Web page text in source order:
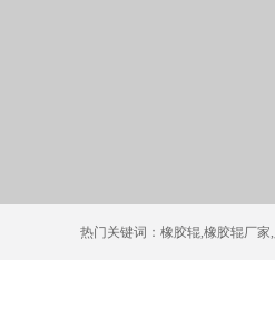
热门关键词： 橡胶辊,橡胶辊厂家,